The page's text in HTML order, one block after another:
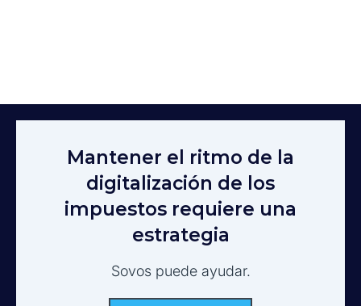
Mantener el ritmo de la
digitalización de los
impuestos requiere una
estrategia
Sovos puede ayudar.